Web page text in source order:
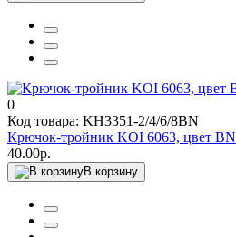
0
Код товара: KH3351-2/4/6/8BN
Крючок-тройник KOI 6063, цвет BN
40.00р.
В корзину